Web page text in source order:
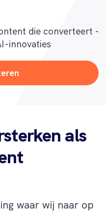
die converteert -
innovaties
als
waar wij naar op